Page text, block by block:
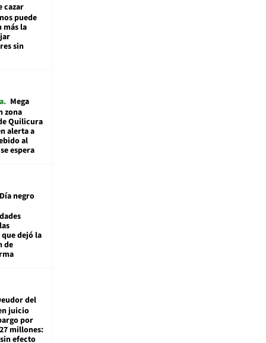
cazar
puede
más la
sin
Mega
zona
Quilicura
alerta a
al
espera
negro
dejó la
de
del
juicio
por
millones:
efecto